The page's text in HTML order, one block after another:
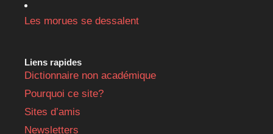
Les morues se dessalent
Liens rapides
Dictionnaire non académique
Pourquoi ce site?
Sites d’amis
Newsletters